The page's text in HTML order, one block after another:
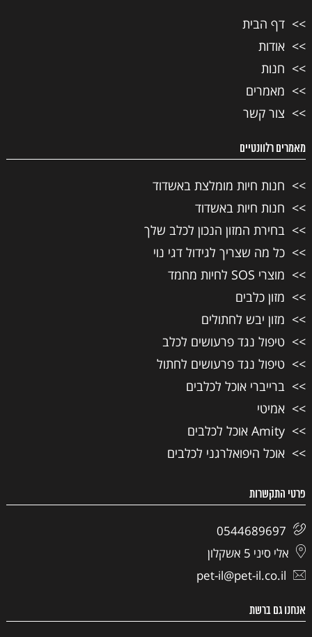
דף הבית
אודות
חנות
מאמרים
צור קשר
מאמרים רלוונטיים
חנות חיות מומלצת באשדוד
חנות חיות באשדוד
בחירת המזון הנכון לכלב שלך
כל מה שצריך לגידול דגי נוי
מוצרי SOS לחיות מחמד
מזון כלבים
מזון יבש לחתולים
טיפול נגד פרעושים לכלב
טיפול נגד פרעושים לחתול
ברייברי אוכל לכלבים
אמיטי
Amity אוכל לכלבים
אוכל היפואלרגני לכלבים
פרטי התקשרות
0544689697
אלי סיני 5 אשקלון
pet-il@pet-il.co.il
אנחנו גם ברשת